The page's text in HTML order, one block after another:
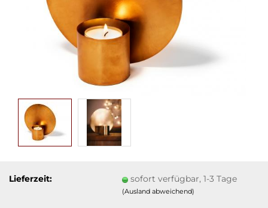
Lieferzeit: sofort verfügbar, 1-3 Tage
(Ausland abweichend)